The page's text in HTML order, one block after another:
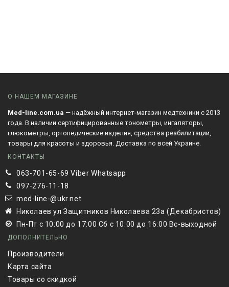
О НАШЕМ МАГАЗИНЕ
Med-line.com.ua — надёжный интернет-магазин медтехники с 2013
года. В наличии сертифицированные тонометры, ингаляторы,
глюкометры, ортопедические изделия, средства реабилитации,
товары для красоты и здоровья. Доставка по всей Украине.
КОНТАКТЫ
063-701-65-69 Viber Whatsapp
097-276-11-18
med-line-@ukr.net
Николаев ул Защитников Николаева 23а (Декабристов)
Пн-Пт с 10:00 до 17:00 Сб с 10:00 до 16:00 Вс-выходной
ДОПОЛНИТЕЛЬНО
Производители
Карта сайта
Товары со скидкой